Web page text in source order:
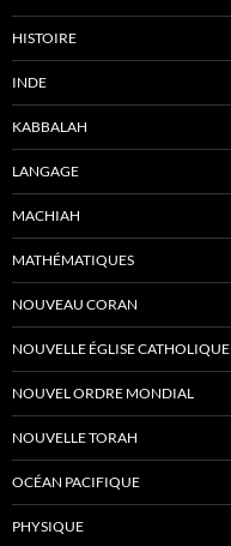
HISTOIRE
INDE
KABBALAH
LANGAGE
MACHIAH
MATHÉMATIQUES
NOUVEAU CORAN
NOUVELLE ÉGLISE CATHOLIQUE
NOUVEL ORDRE MONDIAL
NOUVELLE TORAH
OCÉAN PACIFIQUE
PHYSIQUE